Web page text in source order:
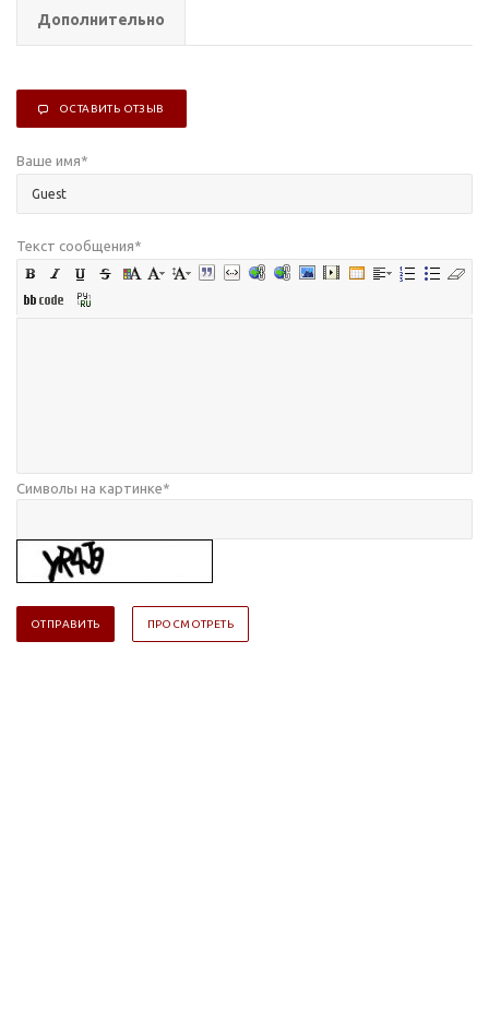
Дополнительно
ОСТАВИТЬ ОТЗЫВ
Ваше имя*
Текст сообщения*
Символы на картинке*